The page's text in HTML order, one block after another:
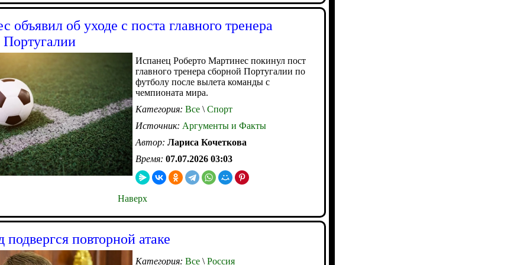
объявил об уходе с поста главного тренера
Испанец Роберто Мартинес покинул пост
главного тренера сборной Португалии по
футболу после вылета команды с
чемпионата мира.
Категория: Все \ Спорт
Источник: Аргументы и Факты
Автор: Лариса Кочеткова
Время: 07.07.2026 03:03
Наверх
подвергся повторной атаке
Категория: Все \ Россия